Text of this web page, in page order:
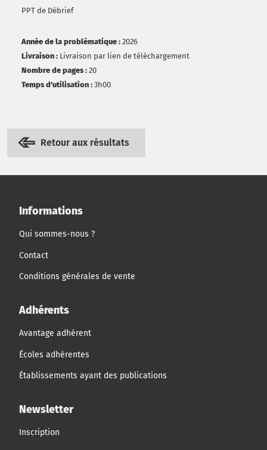
PPT de Débrief
Année de la problématique : 2026
Livraison : Livraison par lien de téléchargement
Nombre de pages : 20
Temps d'utilisation : 3h00
Retour aux résultats
Informations
Qui sommes-nous ?
Contact
Conditions générales de vente
Adhérents
Avantage adhérent
Écoles adhérentes
Établissements ayant des publications
Newsletter
Inscription